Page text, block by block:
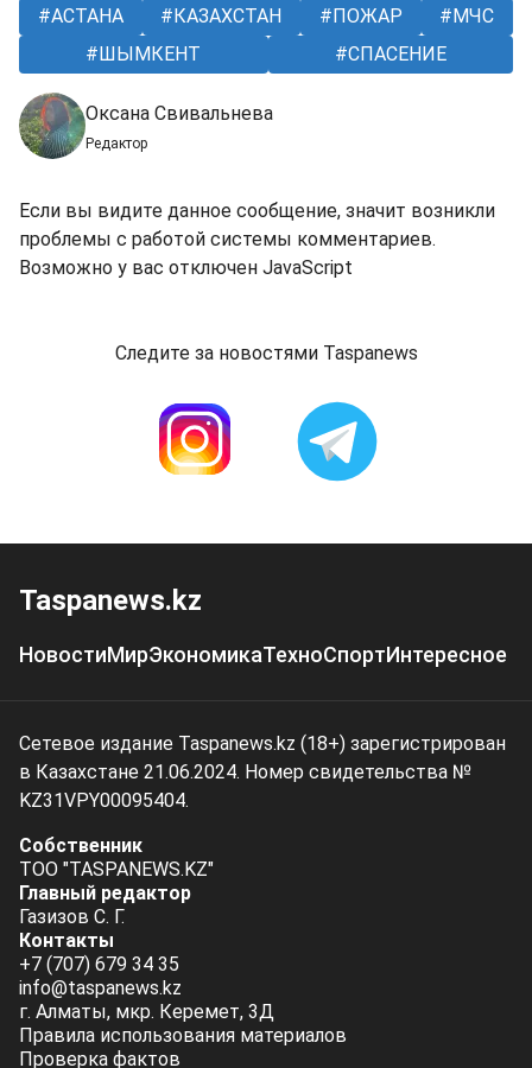
АСТАНА КАЗАХСТАН ПОЖАР
МЧС
ШЫМКЕНТ
СПАСЕНИЕ
Оксана Свивальнева
Редактор
Если вы видите данное сообщение, значит возникли
проблемы с работой системы комментариев.
Возможно у вас отключен JavaScript
Следите за новостями Taspanews
Taspanews.kz
НовостиМирЭкономикаТехноСпортИнтересное
Сетевое издание Taspanews.kz (18+) зарегистрирован
в Казахстане 21.06.2024. Номер свидетельства №
KZ31VPY00095404.
Собственник
ТОО "TASPANEWS.KZ"
Главный редактор
Газизов С. Г.
Контакты
+7 (707) 679 34 35
info@taspanews.kz
г. Алматы, мкр. Керемет, 3Д
Правила использования материалов
Проверка фактов